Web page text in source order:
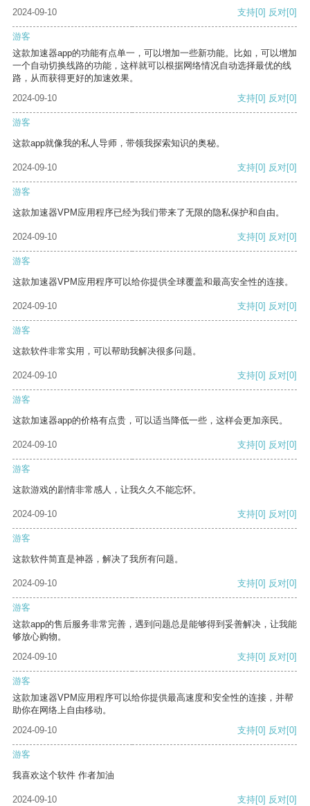
2024-09-10
支持[0] 反对[0]
游客
这款加速器app的功能有点单一，可以增加一些新功能。比如，可以增加
一个自动切换线路的功能，这样就可以根据网络情况自动选择最优的线
路，从而获得更好的加速效果。
2024-09-10
支持[0] 反对[0]
游客
这款app就像我的私人导师，带领我探索知识的奥秘。
2024-09-10 支持[0] 反对[0]
游客
这款加速器VPM应用程序已经为我们带来了无限的隐私保护和自由。
2024-09-10 支持[0] 反对[0]
游客
这款加速器VPM应用程序可以给你提供全球覆盖和最高安全性的连接。
2024-09-10 支持[0] 反对[0]
游客
这款软件非常实用，可以帮助我解决很多问题。
2024-09-10 支持[0] 反对[0]
游客
这款加速器app的价格有点贵，可以适当降低一些，这样会更加亲民。
2024-09-10 支持[0] 反对[0]
游客
这款游戏的剧情非常感人，让我久久不能忘怀。
2024-09-10 支持[0] 反对[0]
游客
这款软件简直是神器，解决了我所有问题。
2024-09-10 支持[0] 反对[0]
游客
这款app的售后服务非常完善，遇到问题总是能够得到妥善解决，让我能
够放心购物。
2024-09-10
支持[0] 反对[0]
游客
这款加速器VPM应用程序可以给你提供最高速度和安全性的连接，并帮
助你在网络上自由移动。
2024-09-10
支持[0] 反对[0]
游客
我喜欢这个软件 作者加油
2024-09-10 支持[0] 反对[0]